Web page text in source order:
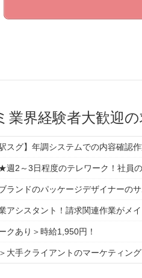
業界経験者大歓迎
スグ】年調システムでの内容確認
2～3日程度のテレワーク！社員
ランドのパッケージデザイナーの
アシスタント！請求関連作業がメ
クあり＞時給1,950円！
大手クライアントのマーケティン